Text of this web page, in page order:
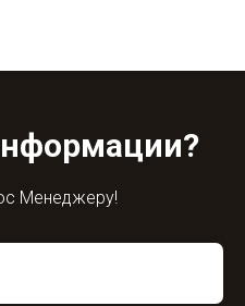
Менеджеру!